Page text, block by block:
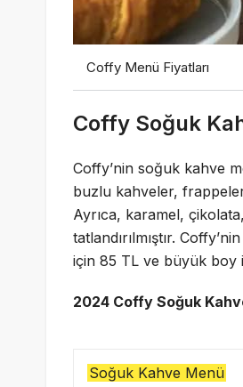
Coffy Menü Fiyatları
Coffy Soğuk
Coffy’nin soğuk kahve
buzlu kahveler,
Ayrıca, karamel,
tatlandırılmıştır.
için 85 TL ve büyük boy
2024 Coffy Soğuk
Soğuk Kahve Menü